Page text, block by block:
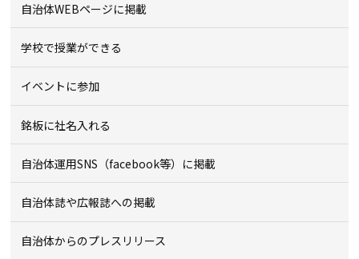
自治体WEBページに掲載
学校で授業ができる
イベントに参加
銘板に社名入れる
自治体運用SNS（facebook等）に掲載
自治体誌や広報誌への掲載
自治体からのプレスリリース